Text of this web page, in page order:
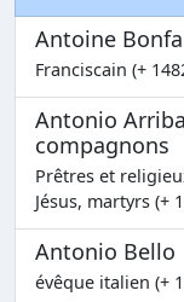
Antoine
Franciscain (+
Antonio
compagnons
Prêtres et
Jésus, martyrs (+
Antonio Bello
évêque italien (+